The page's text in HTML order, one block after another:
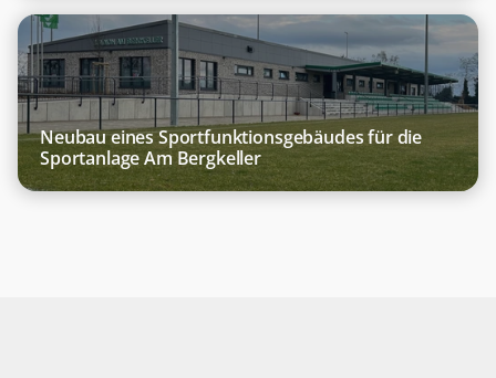
Neubau eines Sportfunktionsgebäudes für die
Sportanlage Am Bergkeller